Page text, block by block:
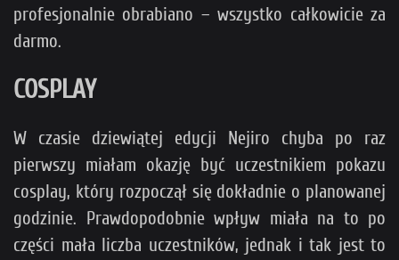
profesjonalnie obrabiano – wszystko całkowicie za
darmo.
COSPLAY
W czasie dziewiątej edycji Nejiro chyba po raz
pierwszy miałam okazję być uczestnikiem pokazu
cosplay, który rozpoczął się dokładnie o planowanej
godzinie. Prawdopodobnie wpływ miała na to po
części mała liczba uczestników, jednak i tak jest to